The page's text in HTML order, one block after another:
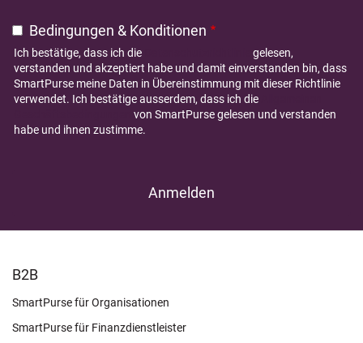
Bedingungen & Konditionen
Ich bestätige, dass ich die
gelesen,
verstanden und akzeptiert habe und damit einverstanden bin, dass
SmartPurse meine Daten in Übereinstimmung mit dieser Richtlinie
verwendet. Ich bestätige ausserdem, dass ich die
von SmartPurse gelesen und verstanden
habe und ihnen zustimme.
FOOTER
LEARN
B2B
SmartPurse für Organisationen
SmartPurse für Finanzdienstleister